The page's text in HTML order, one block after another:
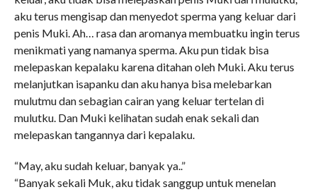
aku terus mengisap dan menyedot sperma yang keluar dari
penis Muki. Ah… rasa dan aromanya membuatku ingin terus
menikmati yang namanya sperma. Aku pun tidak bisa
melepaskan kepalaku karena ditahan oleh Muki. Aku terus
melanjutkan isapanku dan aku hanya bisa melebarkan
mulutmu dan sebagian cairan yang keluar tertelan di
mulutku. Dan Muki kelihatan sudah enak sekali dan
melepaskan tangannya dari kepalaku.
“May, aku sudah keluar, banyak ya..”
“Banyak sekali Muk, aku tidak sanggup untuk menelan